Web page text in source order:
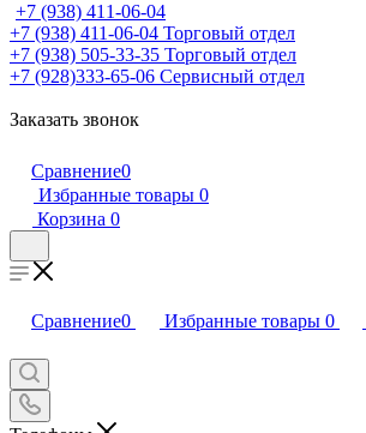
+7 (938) 411-06-04
+7 (938) 411-06-04 Торговый отдел
+7 (938) 505-33-35 Торговый отдел
+7 (928)333-65-06 Сервисный отдел
Заказать звонок
Сравнение0
Избранные товары 0
Корзина 0
Сравнение0 Избранные товары 0